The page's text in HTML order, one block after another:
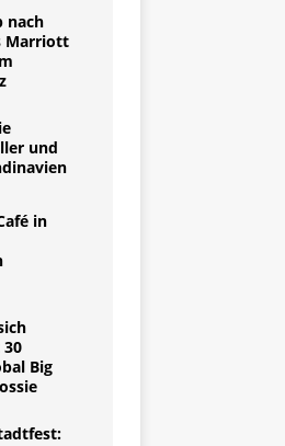
nach
Marriott
und
in
Big